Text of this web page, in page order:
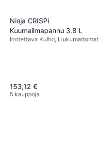
Ninja CRISPi
Kuumailmapannu 3.8 L
Irrotettava Kulho, Liukumattomat
153,12 €
5 kauppoja